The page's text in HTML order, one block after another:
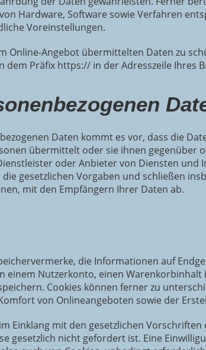
Hardware, Software sowie Verfahren
Voreinstellungen.
Online-Angebot übermittelten Daten zu
Präfix https:// in der Adresszeile Ihres
Daten kommt es vor, dass die
übermittelt oder sie ihnen gegenüber
oder Anbieter von Diensten und
gesetzlichen Vorgaben und schließen
mit den Empfängern Ihrer Daten ab.
die Informationen auf
einem Nutzerkonto, einen
Cookies können ferner zu
von Onlineangeboten sowie der
Einklang mit den gesetzlichen
gesetzlich nicht gefordert ist. Eine